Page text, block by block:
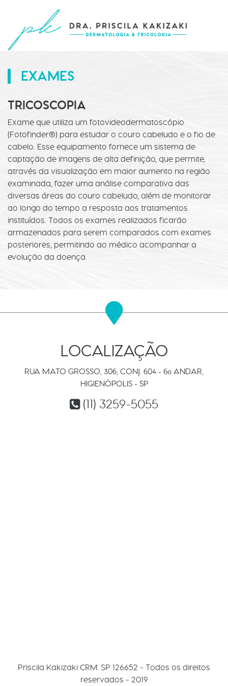
EXAMES
TRICOSCOPIA
Exame que utiliza um fotovideodermatoscópio
(Fotofinder®) para estudar o couro cabeludo e o fio de
cabelo. Esse equipamento fornece um sistema de
captação de imagens de alta definição, que permite,
através da visualização em maior aumento na região
examinada, fazer uma análise comparativa das
diversas áreas do couro cabeludo, além de monitorar
ao longo do tempo a resposta aos tratamentos
instituídos. Todos os exames realizados ficarão
armazenados para serem comparados com exames
posteriores, permitindo ao médico acompanhar a
evolução da doença.
LOCALIZAÇÃO
RUA MATO GROSSO, 306, CONJ. 604 - 6º ANDAR,
HIGIENÓPOLIS - SP
(11) 3259-5055
Priscila Kakizaki CRM: SP 126652 - Todos os direitos
reservados - 2019